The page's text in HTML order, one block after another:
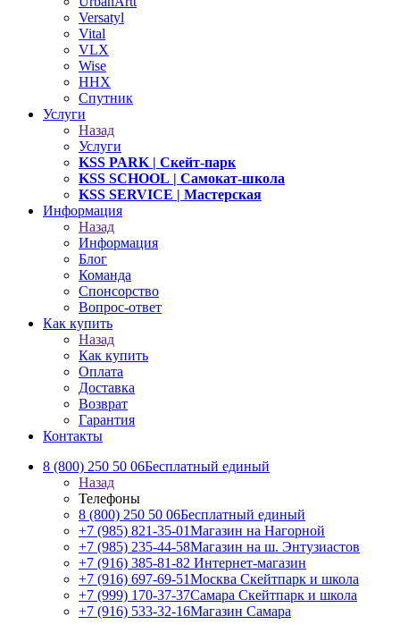
Versatyl
Vital
VLX
Wise
ННХ
Спутник
Услуги
Назад
Услуги
KSS PARK | Скейт-парк
KSS SCHOOL | Самокат-школа
KSS SERVICE | Мастерская
Информация
Назад
Информация
Блог
Команда
Спонсорство
Вопрос-ответ
Как купить
Назад
Как купить
Оплата
Доставка
Возврат
Гарантия
Контакты
8 (800) 250 50 06Бесплатный единый
Назад
Телефоны
8 (800) 250 50 06Бесплатный единый
+7 (985) 821-35-01Магазин на Нагорной
+7 (985) 235-44-58Магазин на ш. Энтузиастов
+7 (916) 385-81-82 Интернет-магазин
+7 (916) 697-69-51Москва Скейтпарк и школа
+7 (999) 170-37-37Самара Скейтпарк и школа
+7 (916) 533-32-16Магазин Самара